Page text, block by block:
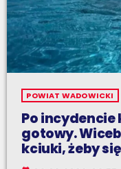
POWIAT WADOWICKI
Po incydencie
gotowy.
kciuki, żeby